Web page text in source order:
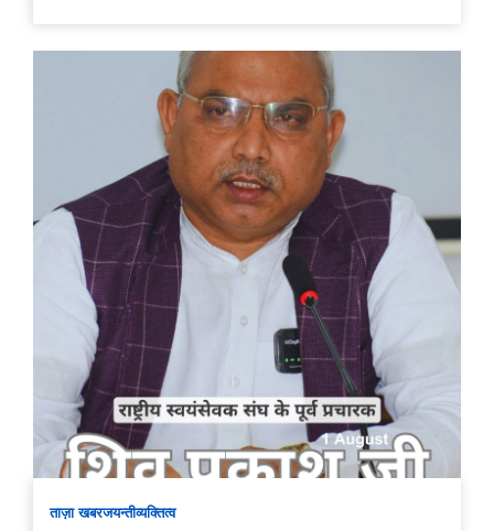
ताज़ा खबरजयन्तीव्यक्तित्व